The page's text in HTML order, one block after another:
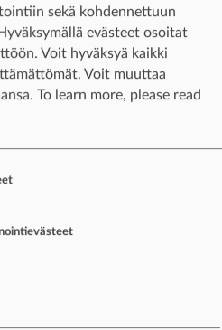
on myös hyvä kotikoira.
on oma koiratalo,
jälkeen
sisälle.
juostessa ole tullut
kuraantuneet
saattaa uida pitkiäkin
Obi menee kyllä ojien ja
vesistöt, jos
toteaa.
sekä kohdennettuun
evästeet osoitat
Voit hyväksyä kaikki
Voit muuttaa
To learn more, please read